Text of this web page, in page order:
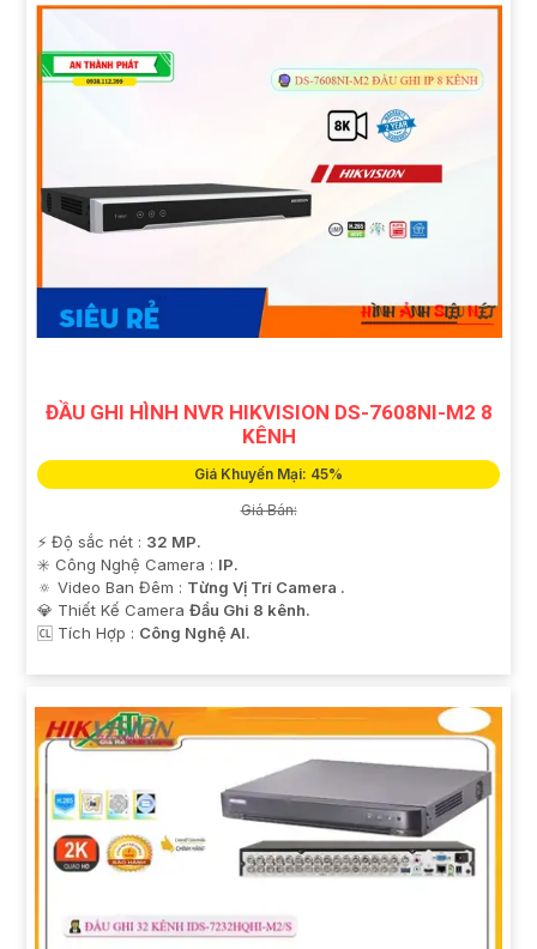
ĐẦU GHI HÌNH NVR HIKVISION DS-7608NI-M2 8
KÊNH
Giá Khuyến Mại: 45%
Giá Bán:
️⚡ Độ sắc nét : 32 MP.
✳️ Công Nghệ Camera : IP.
🔅 Video Ban Đêm : Từng Vị Trí Camera .
💎 Thiết Kế Camera Đầu Ghi 8 kênh.
️🆑 Tích Hợp : Công Nghệ AI.